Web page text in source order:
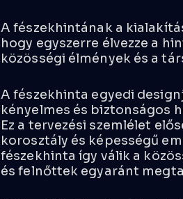
A fészekhintának a
hogy egyszerre élvezze a
közösségi élmények és a
A fészekhinta egyedi
kényelmes és biztonságos
Ez a tervezési szemlélet
korosztály és képességű
fészekhinta így válik a
és felnőttek egyaránt